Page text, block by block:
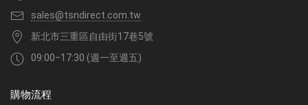
購物流程
sales@tsndirect.com.tw
新北市三重區自由街17巷5號
09:00‒17:30 (週一至週五)